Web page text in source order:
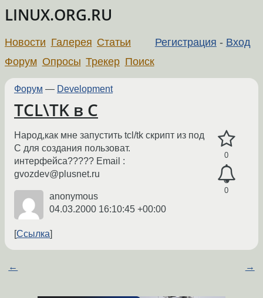
LINUX.ORG.RU
Регистрация - Вход
Новости Галерея Статьи
Форум Опросы Трекер Поиск
Форум — Development
TCL\TK в C
0
0
Народ,как мне запустить tcl/tk скрипт из под
С для создания пользоват.
интерфейса????? Email :
gvozdev@plusnet.ru
anonymous
04.03.2000 16:10:45 +00:00
Ссылка
← →